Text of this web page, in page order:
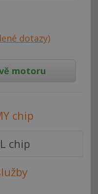
dotazy)
motoru
chip
chip